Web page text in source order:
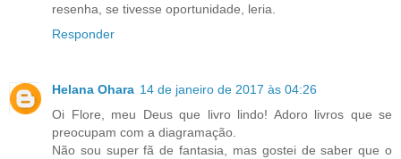
resenha, se tivesse oportunidade, leria.
Responder
Helana Ohara 14 de janeiro de 2017 às 04:26
Oi Flore, meu Deus que livro lindo! Adoro livros que se
preocupam com a diagramação.
Não sou super fã de fantasia, mas gostei de saber que o